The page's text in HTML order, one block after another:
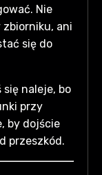
Nie
ani
się do
się naleje, bo
przy
by dojście
przeszkód.